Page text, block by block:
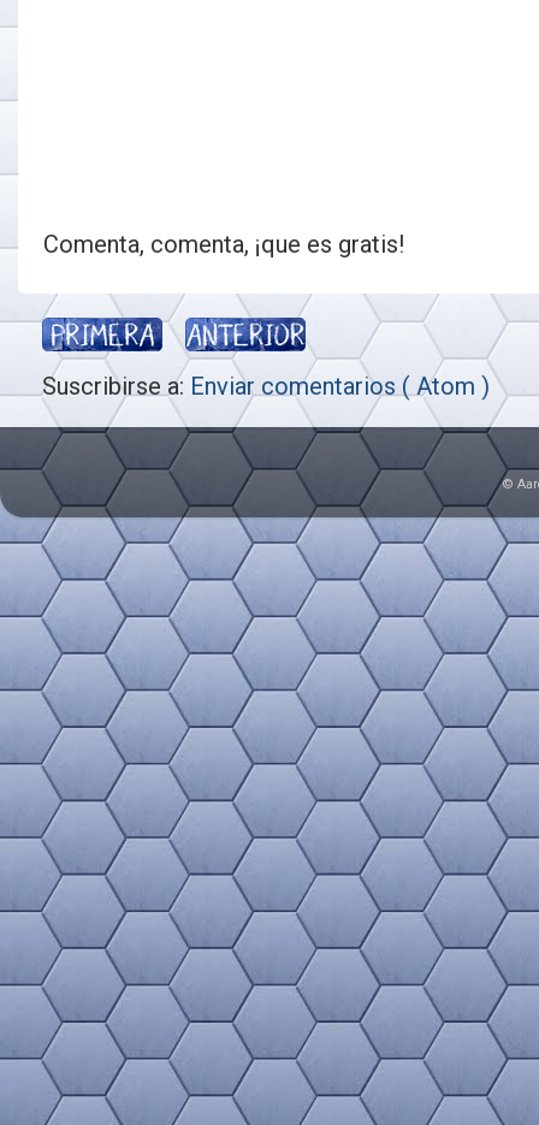
Comenta, comenta, ¡que es gratis!
Suscribirse a: Enviar comentarios ( Atom )
©